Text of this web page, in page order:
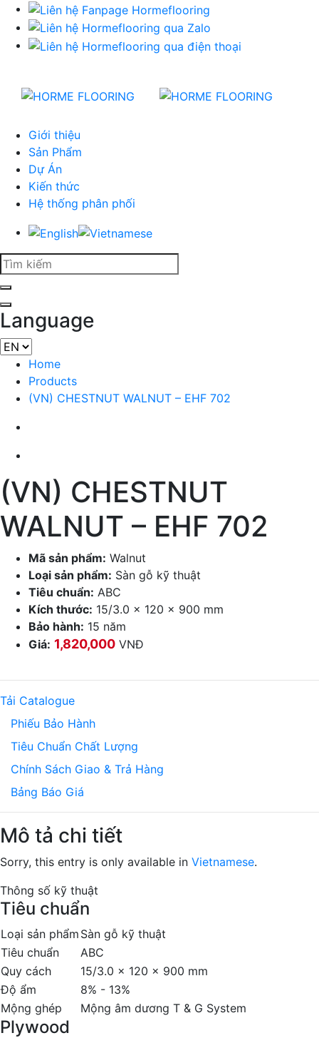
Giới thiệu
Sản Phẩm
Dự Án
Kiến thức
Hệ thống phân phối
Language
Home
Products
(VN) CHESTNUT WALNUT – EHF 702
(VN) CHESTNUT
WALNUT – EHF 702
Mã sản phẩm: Walnut
Loại sản phẩm: Sàn gỗ kỹ thuật
Tiêu chuẩn: ABC
Kích thước: 15/3.0 x 120 x 900 mm
Bảo hành: 15 năm
Giá: 1,820,000 VNĐ
Tải Catalogue
Phiếu Bảo Hành
Tiêu Chuẩn Chất Lượng
Chính Sách Giao & Trả Hàng
Bảng Báo Giá
Mô tả chi tiết
Sorry, this entry is only available in Vietnamese.
Thông số kỹ thuật
Tiêu chuẩn
Loại sản phẩm Sàn gỗ kỹ thuật
Tiêu chuẩn
ABC
Quy cách
15/3.0 x 120 x 900 mm
Độ ẩm
8% - 13%
Mộng ghép
Mộng âm dương T & G System
Plywood